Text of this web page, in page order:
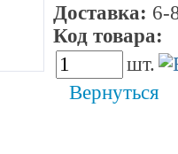
Доставка: 6-
Код товара:
шт.
Вернуться